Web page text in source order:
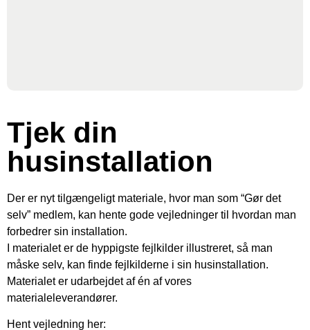
Tjek din
husinstallation
Der er nyt tilgængeligt materiale, hvor man som “Gør det
selv” medlem, kan hente gode vejledninger til hvordan man
forbedrer sin installation.
I materialet er de hyppigste fejlkilder illustreret, så man
måske selv, kan finde fejlkilderne i sin husinstallation.
Materialet er udarbejdet af én af vores
materialeleverandører.
Hent vejledning her: